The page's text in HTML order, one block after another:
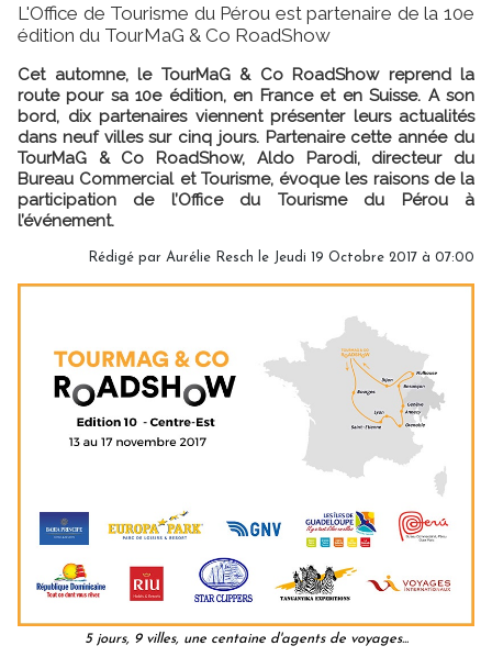
L'Office de Tourisme du Pérou est partenaire de la 10e
édition du TourMaG & Co RoadShow
Cet automne, le TourMaG & Co RoadShow reprend la
route pour sa 10e édition, en France et en Suisse. A son
bord, dix partenaires viennent présenter leurs actualités
dans neuf villes sur cinq jours. Partenaire cette année du
TourMaG & Co RoadShow, Aldo Parodi, directeur du
Bureau Commercial et Tourisme, évoque les raisons de la
participation de l’Office du Tourisme du Pérou à
l’événement.
Rédigé par Aurélie Resch le Jeudi 19 Octobre 2017 à 07:00
5 jours, 9 villes, une centaine d'agents de voyages...